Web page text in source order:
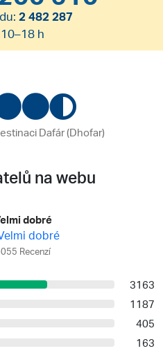
2 482 287
h
Dafár (Dhofar)
na webu
dobré
Recenzí
3163
1187
405
163